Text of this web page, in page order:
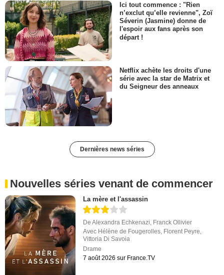
Ici tout commence : "Rien
n’exclut qu’elle revienne", Zoï
Séverin (Jasmine) donne de
l'espoir aux fans après son
départ !
Netflix achète les droits d'une
série avec la star de Matrix et
du Seigneur des anneaux
Dernières news séries
Nouvelles séries venant de commencer
La mère et l'assassin
DeAlexandra Echkenazi, Franck Ollivier
Avec Hélène de Fougerolles, Florent Peyre,
Vittoria Di Savoia
Drame
7 août 2026 sur France.TV